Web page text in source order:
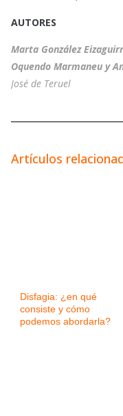
AUTORES
Marta González
Oquendo Marmaneu y
José de Teruel
Artículos
Disfagia: ¿en qué
consiste y cómo
podemos abordarla?